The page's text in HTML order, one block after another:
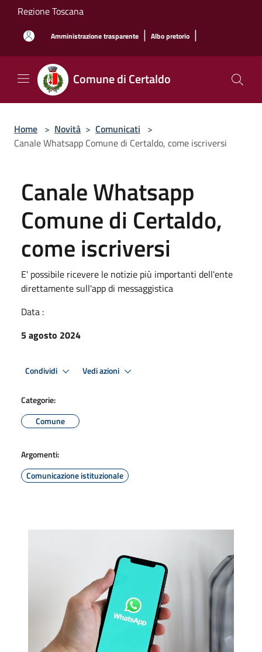
Salta al contenuto principale
Regione Toscana
Amministrazione trasparente | Albo pretorio |
Comune di Certaldo
Home > Novità > Comunicati >
Canale Whatsapp Comune di Certaldo, come iscriversi
Canale Whatsapp
Comune di Certaldo,
come iscriversi
E' possibile ricevere le notizie più importanti dell'ente
direttamente sull'app di messaggistica
Data :
5 agosto 2024
Condividi Vedi azioni
Categorie:
Comune
Argomenti:
Comunicazione istituzionale